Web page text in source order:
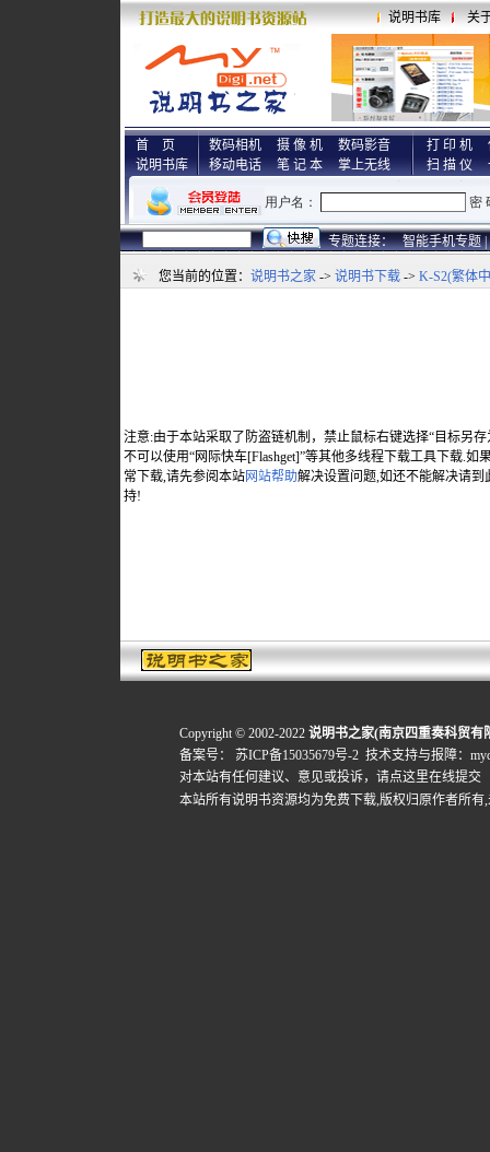
说明书库 关
首 页
说明书库
数码相机 摄 像 机
数码影音
移动电话
笔 记 本 掌上无线
打 印 机
扫 描 仪
专题连接： 智能手机专题 |
您当前的位置： 说明书之家 -> 说明书下载 -> K-S2(繁体
注意:由于本站采取了防盗链机制，禁止鼠标右键选择“目标另
不可以使用“网际快车[Flashget]”等其他多线程下载工具下载.如
常下载,请先参阅本站网站帮助解决设置问题,如还不能解决请到
持!
Copyright © 2002-2022 说明书之家(南京四重奏科贸有
备案号：
苏ICP备15035679号-2 技术支持与报障：
对本站有任何建议、意见或投诉， 请点这里在线提交
本站所有说明书资源均为免费下载,版权归原作者所